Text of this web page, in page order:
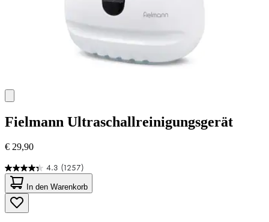
Fielmann Ultraschallreinigungsgerät
€ 29,90
4.3 (1257)
4.3
von
5
Sternen.
1257
In den Warenkorb